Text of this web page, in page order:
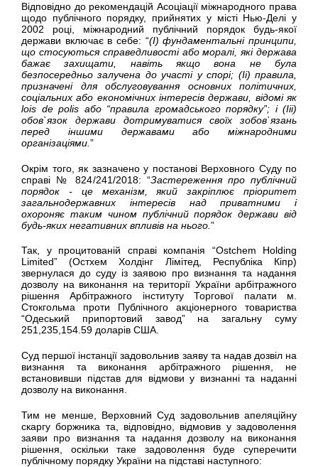
Відповідно до рекомендацій Асоціації міжнародного права
щодо публічного порядку, прийнятих у місті Нью-Делі у
2002 році, міжнародний публічний порядок будь-якої
держави включає в себе: “(I) фундаментальні принципи,
що стосуються справедливості або моралі, які держава
бажає захищати, навіть якщо вона не була
безпосередньо залучена до участі у спорі; (Ii) правила,
призначені для обслуговування основних політичних,
соціальних або економічних інтересів держави, відомі як
lois de polis або “правила громадського порядку”; і (Iii)
обов`язок держави дотримуватися своїх зобов`язань
перед іншими державами або міжнародними
організаціями.”
Окрім того, як зазначено у постанові Верховного Суду по
справі № 824/241/2018: “Застереження про публічний
порядок - це механізм, який закріплює пріоритет
загальнодержавних інтересів над приватними і
охороняє таким чином публічний порядок держави від
будь-яких негативних впливів на нього. ”
Так, у процитованій справі компанія “Ostchem Holding
Limited” (Остхем Холдінг Лімітед, Республіка Кіпр)
звернулася до суду із заявою про визнання та надання
дозволу на виконання на території України арбітражного
рішення Арбітражного інституту Торгової палати м.
Стокгольма проти Публічного акціонерного товариства
“Одеський припортовий завод” на загальну суму
251,235,154.59 доларів США.
Суд першої інстанції задовольнив заяву та надав дозвіл на
визнання та виконання арбітражного рішення, не
встановивши підстав для відмови у визнанні та наданні
дозволу на виконання.
Тим не менше, Верховний Суд задовольнив апеляційну
скаргу боржника та, відповідно, відмовив у задоволення
заяви про визнання та надання дозволу на виконання
рішення, оскільки таке задоволення буде суперечити
публічному порядку України на підставі наступного: